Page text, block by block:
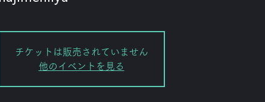
チケットは販売されていません
他のイベントを見る